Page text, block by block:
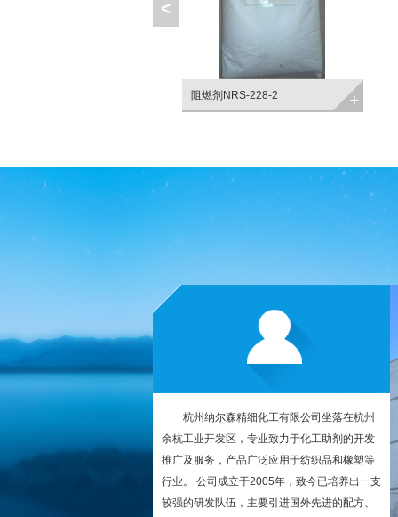
阻燃剂NRS-228-2
<
杭州纳尔森精细化工有限公司坐落在杭州
余杭工业开发区，专业致力于化工助剂的开发
推广及服务，产品广泛应用于纺织品和橡塑等
行业。 公司成立于2005年，致今已培养出一支
较强的研发队伍，主要引进国外先进的配方、